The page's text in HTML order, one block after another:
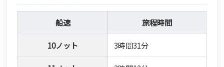
船速 旅程時間
10ノット 3時間31分